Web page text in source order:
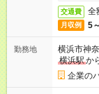
交通費 全
月収例 5
勤務地
横浜市神
横浜駅か
企業の